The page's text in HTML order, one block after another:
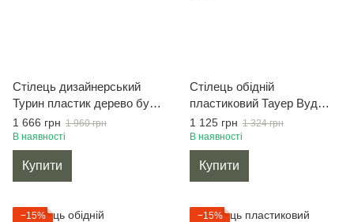
Стілець дизайнерський
Турин пластик дерево бук,
білий
1 666 грн 1 960 грн
В наявності
Купити
Стілець обідній
пластиковий Тауер Вуд
чорні ніжки бук,
скандинавський стиль,
чорний
1 125 грн 1 324 грн
В наявності
Купити
−15% −15%